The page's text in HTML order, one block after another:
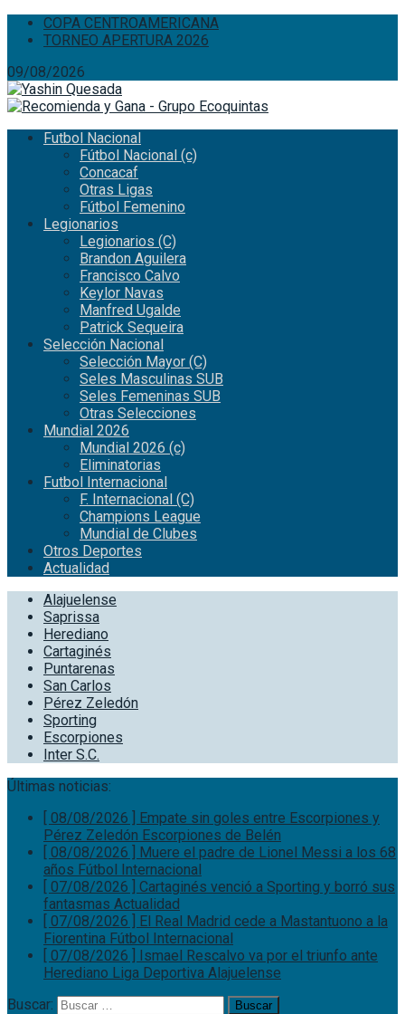
COPA CENTROAMERICANA
TORNEO APERTURA 2026
09/08/2026
Futbol Nacional
Fútbol Nacional (c)
Concacaf
Otras Ligas
Fútbol Femenino
Legionarios
Legionarios (C)
Brandon Aguilera
Francisco Calvo
Keylor Navas
Manfred Ugalde
Patrick Sequeira
Selección Nacional
Selección Mayor (C)
Seles Masculinas SUB
Seles Femeninas SUB
Otras Selecciones
Mundial 2026
Mundial 2026 (c)
Eliminatorias
Futbol Internacional
F. Internacional (C)
Champions League
Mundial de Clubes
Otros Deportes
Actualidad
Alajuelense
Saprissa
Herediano
Cartaginés
Puntarenas
San Carlos
Pérez Zeledón
Sporting
Escorpiones
Inter S.C.
Últimas noticias:
[ 08/08/2026 ] Empate sin goles entre Escorpiones y
Pérez Zeledón Escorpiones de Belén
[ 08/08/2026 ] Muere el padre de Lionel Messi a los 68
años Fútbol Internacional
[ 07/08/2026 ] Cartaginés venció a Sporting y borró sus
fantasmas Actualidad
[ 07/08/2026 ] El Real Madrid cede a Mastantuono a la
Fiorentina Fútbol Internacional
[ 07/08/2026 ] Ismael Rescalvo va por el triunfo ante
Herediano Liga Deportiva Alajuelense
Buscar: